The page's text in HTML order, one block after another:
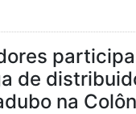
de
na